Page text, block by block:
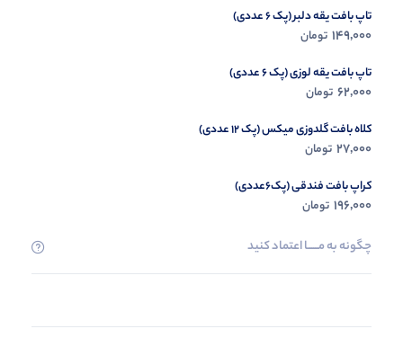
تاپ بافت یقه دلبر (پک 6 عددی)
149,000 تومان
تاپ بافت یقه لوزی (پک 6 عددی)
62,000 تومان
کلاه بافت گلدوزی میکس (پک 12 عددی)
27,000 تومان
کراپ بافت فندقی (پک6عددی)
196,000 تومان
چگونه به مــــــا اعتماد کنید